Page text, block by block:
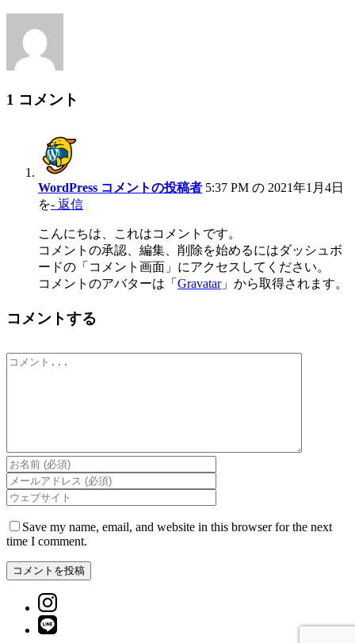
メ
1 コメント
WordPress コメントの投稿者 5:37 PM の 2021年1月4日
を- 返信
こんにちは、これはコメントです。
コメントの承認、編集、削除を始めるにはダッシュボ
ードの「コメント画面」にアクセスしてください。
コメントのアバターは「 Gravatar」から取得されます。
コメントする
Comment
Save my name, email, and website in this browser for the next
time I comment.